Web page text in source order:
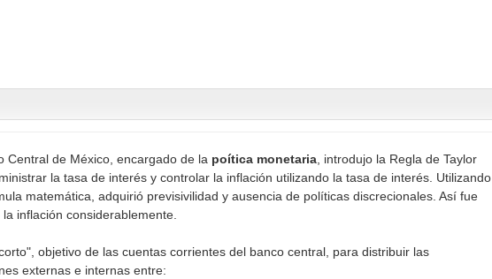
Central de México, encargado de la poítica monetaria, introdujo la Regla de Taylor
la tasa de interés y controlar la inflación utilizando la tasa de interés. Utilizando
matemática, adquirió previsivilidad y ausencia de políticas discrecionales. Así fue
la inflación considerablemente.
objetivo de las cuentas corrientes del banco central, para distribuir las
externas e internas entre: